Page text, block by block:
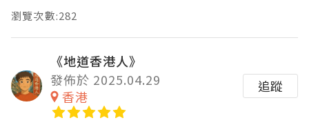
瀏覽次數:282
《地道香港人》
發佈於 2025.04.29
香港
追蹤